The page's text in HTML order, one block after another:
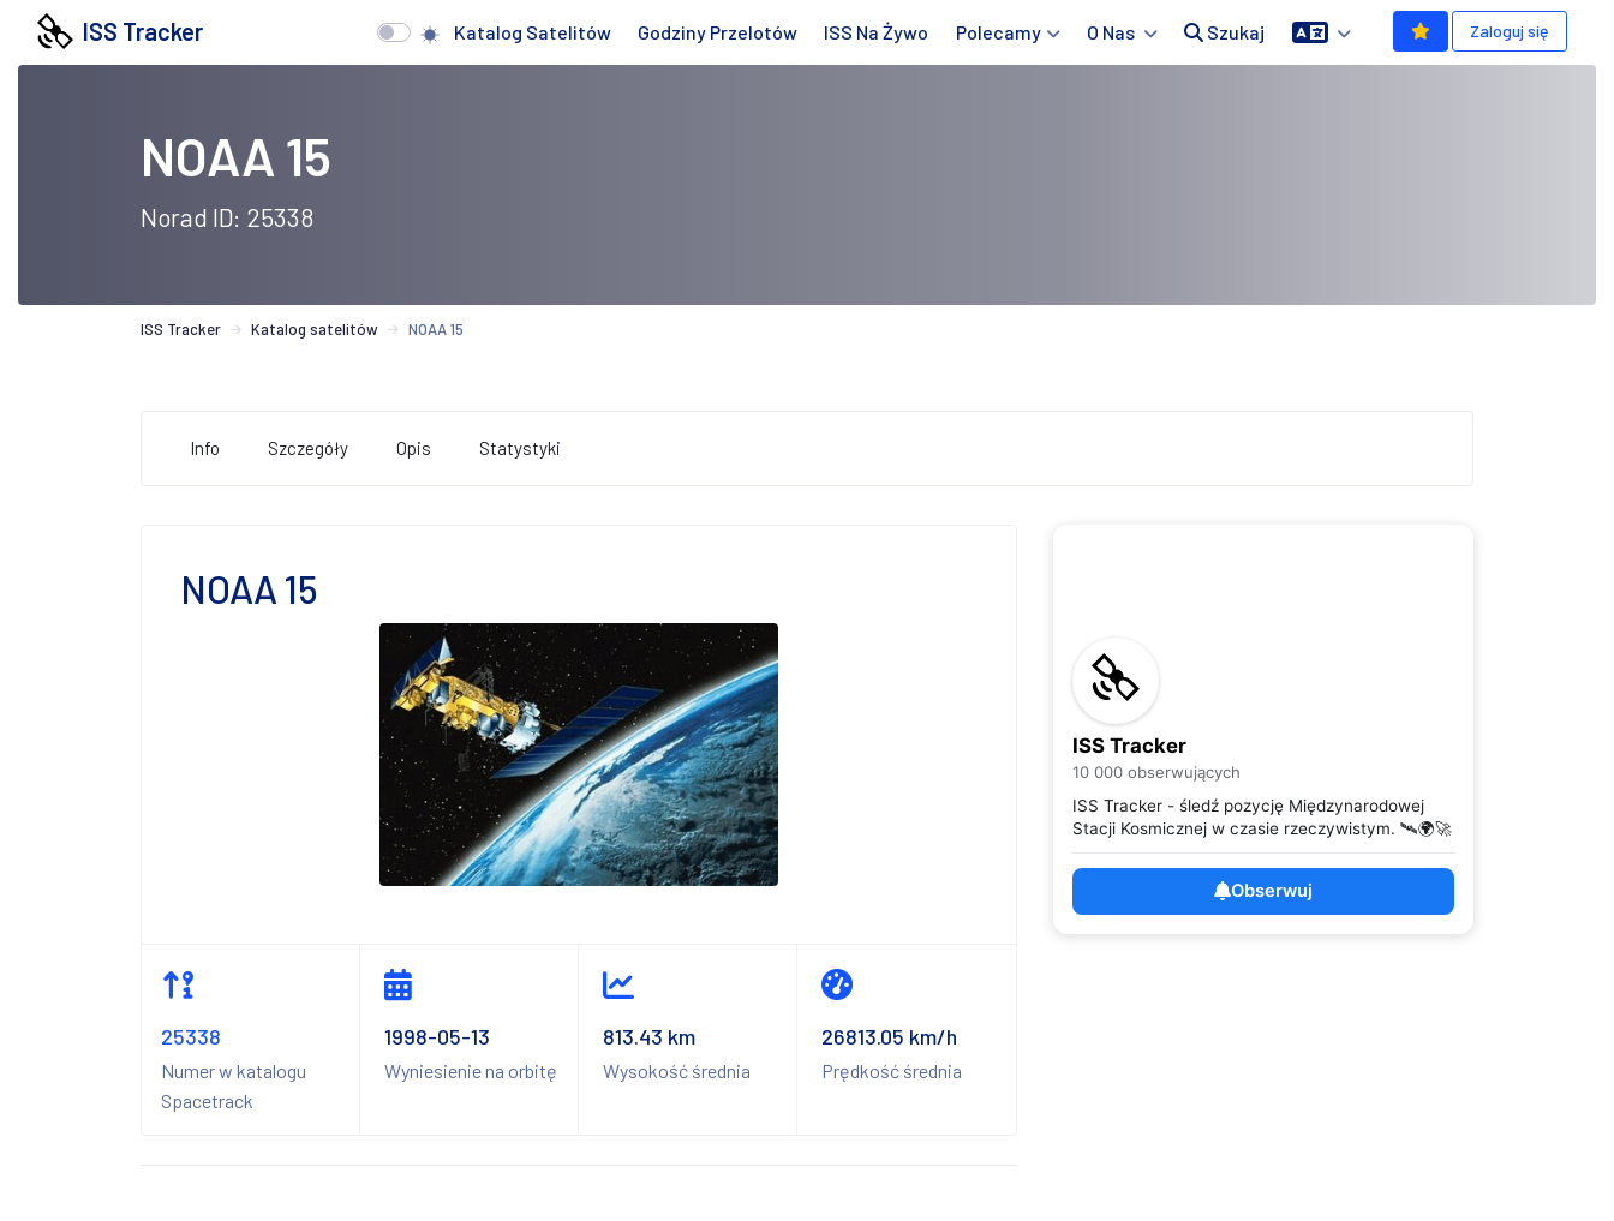
ISS Tracker Katalog Satelitów Godziny Przelotów ISS Na Żywo Polecamy O Nas Szukaj Zaloguj się
NOAA 15
Norad ID: 25338
ISS Tracker Katalog satelitów NOAA 15
Info Szczegóły Opis Statystyki
NOAA 15
25338
Numer w katalogu
Spacetrack
1998-05-13
Wyniesienie na orbitę
813.43 km
Wysokość średnia
26813.05 km/h
Prędkość średnia
ISS Tracker
10 000 obserwujących
ISS Tracker - śledź pozycję Międzynarodowej
Stacji Kosmicznej w czasie rzeczywistym. 🛰️🌍🚀
Obserwuj